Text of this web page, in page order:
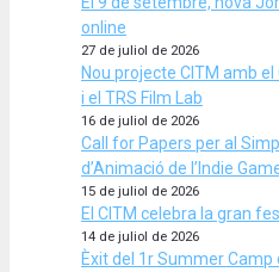
online
27 de juliol de 2026
Nou projecte CITM amb
i el TRS Film Lab
16 de juliol de 2026
Call for Papers per al
d’Animació de l’Indie
15 de juliol de 2026
El CITM celebra la gran
14 de juliol de 2026
Èxit del 1r Summer Camp